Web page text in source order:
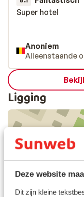
Deze website
Dit zijn kleine
Super hotel
Super hotel
Anoniem
Alleenstaande
Ligging